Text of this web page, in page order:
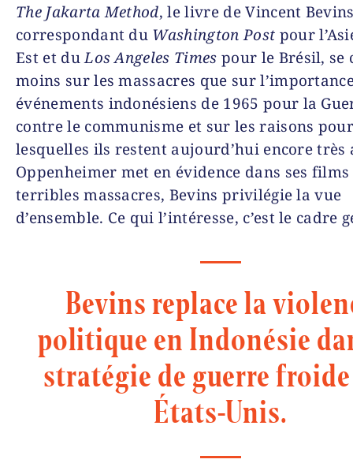
The Jakarta Method, le livre de Vincent
correspondant du Washington Post pour
Est et du Los Angeles Times pour le Brésil, se
moins sur les massacres que sur
événements indonésiens de 1965 pour la
contre le communisme et sur les raisons
lesquelles ils restent aujourd’hui encore très
Oppenheimer met en évidence dans ses films
terribles massacres, Bevins privilégie la vue
d’ensemble. Ce qui l’intéresse, c’est le cadre
Bevins replace la
politique en Indonésie
stratégie de guerre
États-Unis.